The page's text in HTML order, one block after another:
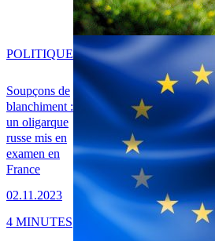
Soupçons de
blanchiment :
un oligarque
russe mis en
examen en
France
02.11.2023
POLITIQUE
4 MINUTES